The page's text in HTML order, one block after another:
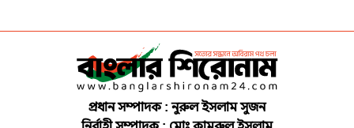
প্রধান সম্পাদক : নুরুল ইসলাম সুজন